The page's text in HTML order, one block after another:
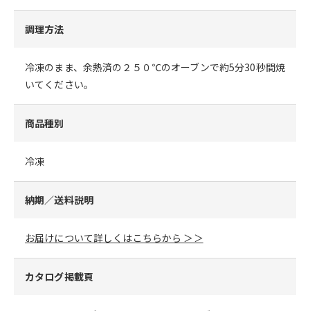
調理方法
冷凍のまま、余熱済の２５０℃のオーブンで約5分30秒間焼
いてください。
商品種別
冷凍
納期／送料説明
お届けについて詳しくはこちらから ＞＞
カタログ掲載頁